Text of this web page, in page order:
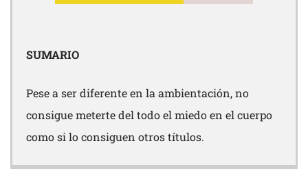
SUMARIO
Pese a ser diferente en la ambientación, no
consigue meterte del todo el miedo en el cuerpo
como si lo consiguen otros títulos.